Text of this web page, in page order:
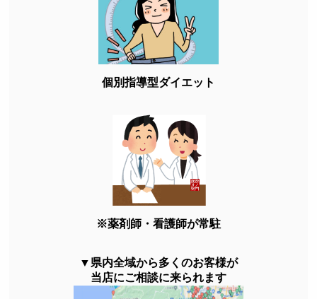
個別指導型ダイエット
※薬剤師・看護師が常駐
▼県内全域から多くのお客様が
当店にご相談に来られます